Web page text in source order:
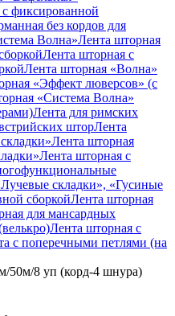
фиксированной
без кордов для
Волна»Лента шторная
Лента шторная с
Лента шторная «Волна»
«Эффект люверсов» (с
«Система Волна»
Лента для римских
шторЛента
Лента шторная
Лента шторная с
складки», «Гусиные
сборкойЛента шторная
для мансардных
Лента шторная с
с поперечными петлями (на
50м/8 уп (корд-4 шнура)